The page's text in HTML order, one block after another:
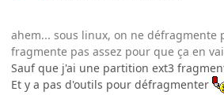
ahem... sous linux, on ne défragmente
fragmente pas assez pour que ça en
Sauf que j'ai une partition ext3
Et y a pas d'outils pour défragmenter